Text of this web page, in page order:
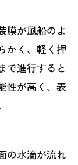
膜が風船のよ
かく、軽く押
で進行すると
性が高く、表
の水滴が流れ